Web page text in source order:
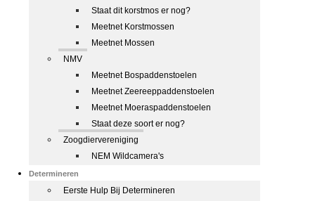
Staat dit korstmos er nog?
Meetnet Korstmossen
Meetnet Mossen
NMV
Meetnet Bospaddenstoelen
Meetnet Zeereeppaddenstoelen
Meetnet Moeraspaddenstoelen
Staat deze soort er nog?
Zoogdiervereniging
NEM Wildcamera's
Determineren
Eerste Hulp Bij Determineren